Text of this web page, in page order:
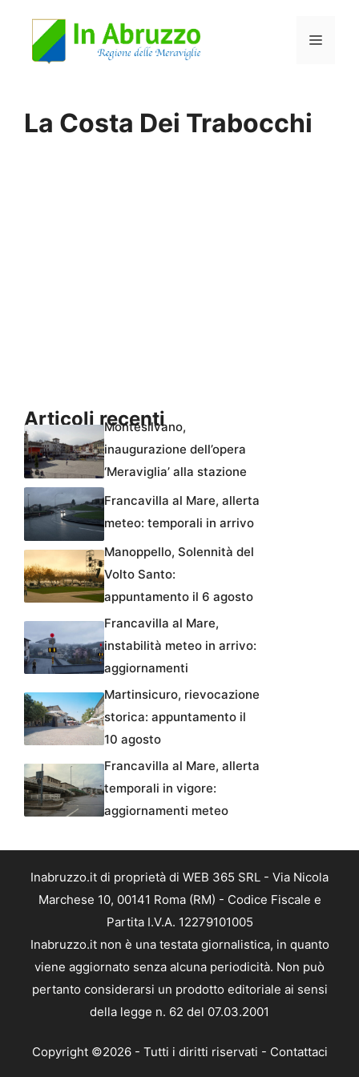
Menu
La Costa Dei Trabocchi
Articoli recenti
Montesilvano,
inaugurazione dell’opera
‘Meraviglia’ alla stazione
Francavilla al Mare, allerta
meteo: temporali in arrivo
Manoppello, Solennità del
Volto Santo:
appuntamento il 6 agosto
Francavilla al Mare,
instabilità meteo in arrivo:
aggiornamenti
Martinsicuro, rievocazione
storica: appuntamento il
10 agosto
Francavilla al Mare, allerta
temporali in vigore:
aggiornamenti meteo
Inabruzzo.it di proprietà di WEB 365 SRL - Via Nicola
Marchese 10, 00141 Roma (RM) - Codice Fiscale e
Partita I.V.A. 12279101005
Inabruzzo.it non è una testata giornalistica, in quanto
viene aggiornato senza alcuna periodicità. Non può
pertanto considerarsi un prodotto editoriale ai sensi
della legge n. 62 del 07.03.2001
Copyright ©2026 - Tutti i diritti riservati - Contattaci